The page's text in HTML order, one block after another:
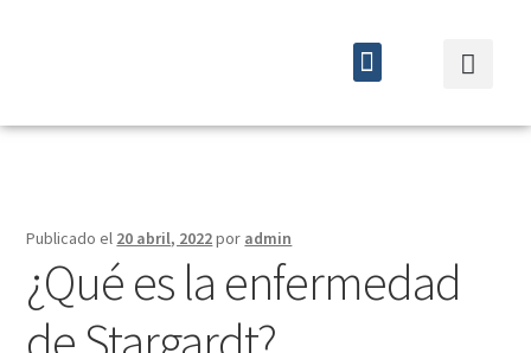
Publicado el 20 abril, 2022por admin
¿Qué es la enfermedad